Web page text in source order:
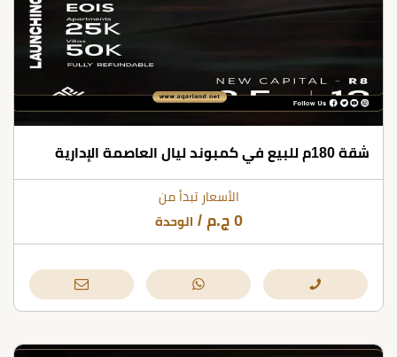
شقة 180م للبيع في كمبوند ليال العاصمة الإدارية
الأسعار تبدأ من
0 ج.م / الوحدة